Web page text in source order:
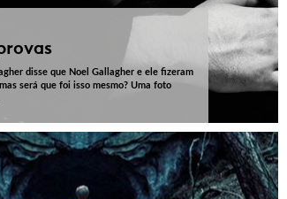
disse que Noel Gallagher e ele fizeram
será que foi isso mesmo? Uma foto